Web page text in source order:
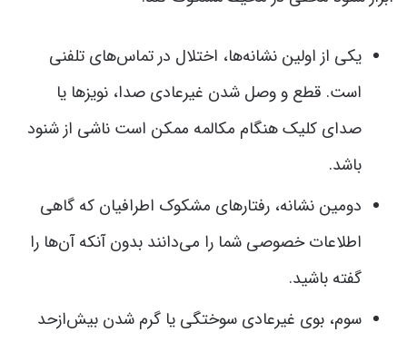
یکی از اولین نشانه‌ها، اختلال در تماس‌های تلفنی
است. قطع و وصل شدن غیرعادی صدا، نویزها یا
صدای کلیک هنگام مکالمه ممکن است ناشی از شنود
باشد.
دومین نشانه، رفتارهای مشکوک اطرافیان که گاهی
اطلاعات خصوصی شما را می‌دانند بدون آنکه آن‌ها را
گفته باشید.
سوم، بوی غیرعادی سوختگی یا گرم شدن بیش‌ازحد